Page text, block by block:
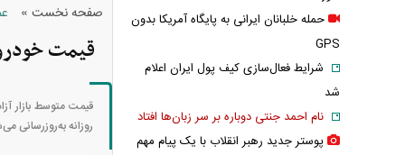
صفحه نخست»
قیمت خودرو‌های
روزانه به‌روز‌رسانی
حمله خلبانان ایرانی به پایگاه آمریکا بدون
GPS
شرایط فعال‌سازی کیف پول ایران اعلام
شد
نام احمد جنتی دوباره بر سر زبان‌ها افتاد
پوستر جدید رهبر انقلاب با یک پیام مهم